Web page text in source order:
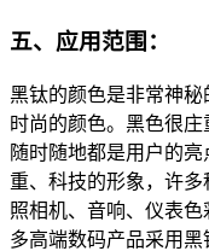
五、应用范围：
黑钛的颜色是非常神
时尚的颜色。黑色很庄
随时随地都是用户的
重、科技的形象，许多
照相机、音响、仪表
多高端数码产品采用